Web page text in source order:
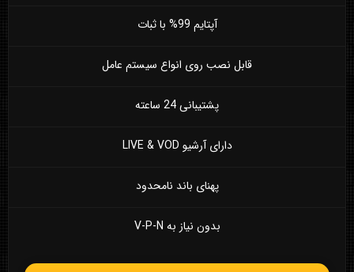
آپتایم 99% با ثبات
قابل نصب روی انواع سیستم عامل
پشتیبانی 24 ساعته
دارای آرشیو LIVE & VOD
پهنای باند نامحدود
بدون نیاز به V-P-N